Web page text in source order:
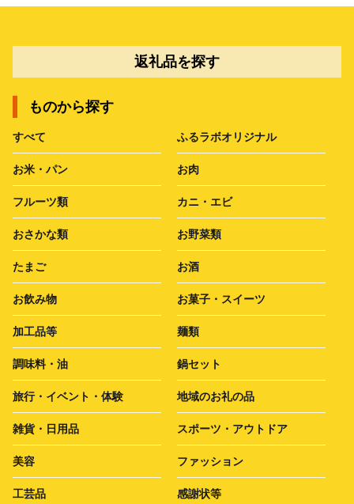
返礼品を探す
ものから探す
すべて ふるラボオリジナル
お米・パン お肉
フルーツ類 カニ・エビ
おさかな類 お野菜類
たまご お酒
お飲み物 お菓子・スイーツ
加工品等 麺類
調味料・油 鍋セット
旅行・イベント・体験 地域のお礼の品
雑貨・日用品 スポーツ・アウトドア
美容 ファッション
工芸品 感謝状等